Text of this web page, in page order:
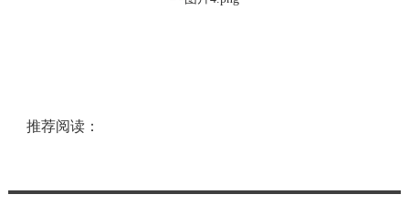
推荐阅读：